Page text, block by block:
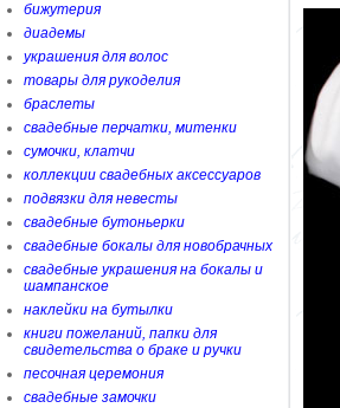
бижутерия
диадемы
украшения для волос
товары для рукоделия
браслеты
свадебные перчатки, митенки
сумочки, клатчи
коллекции свадебных аксессуаров
подвязки для невесты
свадебные бутоньерки
свадебные бокалы для новобрачных
свадебные украшения на бокалы и
шампанское
наклейки на бутылки
книги пожеланий, папки для
свидетельства о браке и ручки
песочная церемония
свадебные замочки